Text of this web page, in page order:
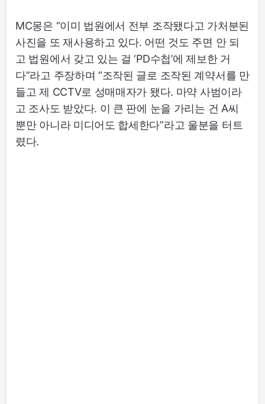
MC몽은 “이미 법원에서 전부 조작됐다고 가처분된
사진을 또 재사용하고 있다. 어떤 것도 주면 안 되
고 법원에서 갖고 있는 걸 ‘PD수첩’에 제보한 거
다”라고 주장하며 “조작된 글로 조작된 계약서를 만
들고 제 CCTV로 성매매자가 됐다. 마약 사범이라
고 조사도 받았다. 이 큰 판에 눈을 가리는 건 A씨
뿐만 아니라 미디어도 합세한다”라고 울분을 터트
렸다.